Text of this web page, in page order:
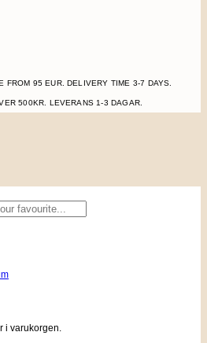
FROM 95 EUR. DELIVERY TIME 3-7 DAYS.
500KR. LEVERANS 1-3 DAGAR.
i varukorgen.